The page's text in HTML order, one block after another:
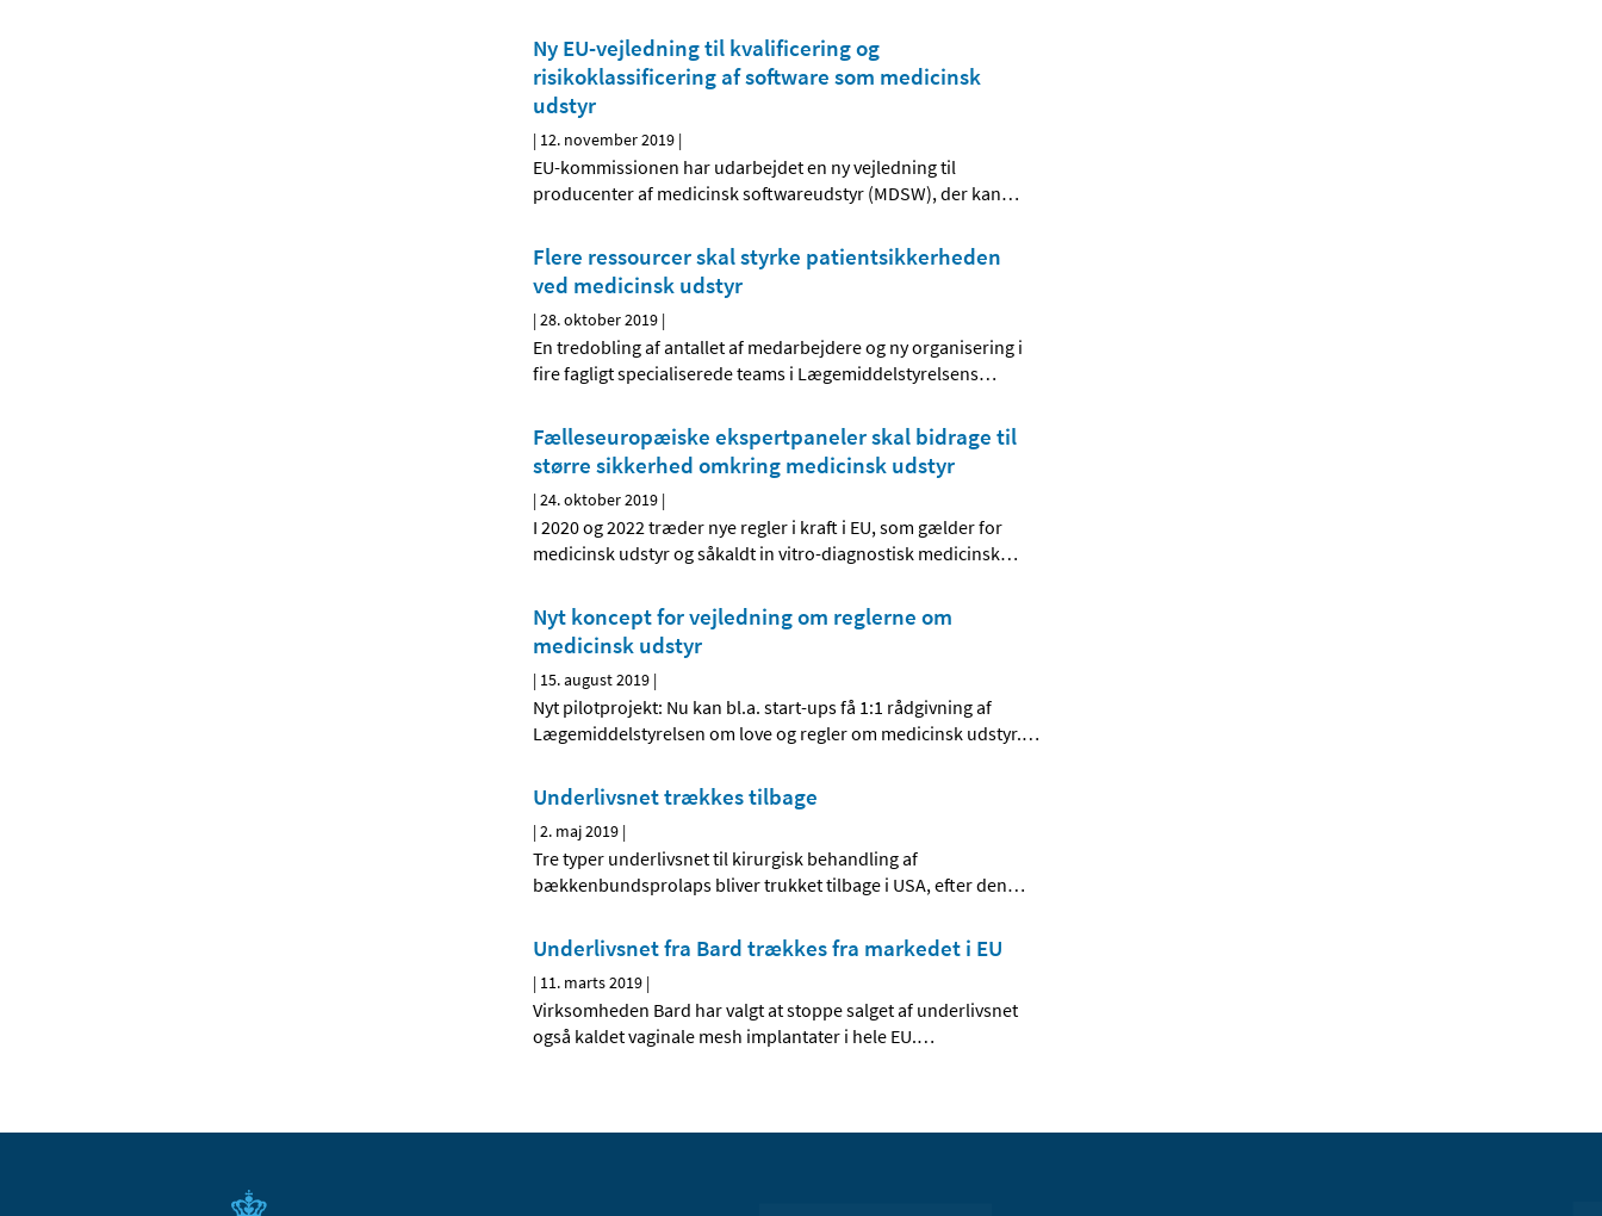
Ny EU-vejledning til kvalificering og
risikoklassificering af software som medicinsk
udstyr
| 12. november 2019 |
EU-kommissionen har udarbejdet en ny vejledning til
producenter af medicinsk softwareudstyr (MDSW), der kan…
Flere ressourcer skal styrke patientsikkerheden
ved medicinsk udstyr
|28. oktober 2019 |
En tredobling af antallet af medarbejdere og ny organisering i
fire fagligt specialiserede teams i Lægemiddelstyrelsens…
Fælleseuropæiske ekspertpaneler skal bidrage til
større sikkerhed omkring medicinsk udstyr
|24. oktober 2019 |
I 2020 og 2022 træder nye regler i kraft i EU, som gælder for
medicinsk udstyr og såkaldt in vitro-diagnostisk medicinsk…
Nyt koncept for vejledning om reglerne om
medicinsk udstyr
| 15. august 2019 |
Nyt pilotprojekt: Nu kan bl.a. start-ups få 1:1 rådgivning af
Lægemiddelstyrelsen om love og regler om medicinsk udstyr.…
Underlivsnet trækkes tilbage
|2. maj 2019 |
Tre typer underlivsnet til kirurgisk behandling af
bækkenbundsprolaps bliver trukket tilbage i USA, efter den…
Underlivsnet fra Bard trækkes fra markedet i EU
| 11. marts 2019 |
Virksomheden Bard har valgt at stoppe salget af underlivsnet
også kaldet vaginale mesh implantater i hele EU.…